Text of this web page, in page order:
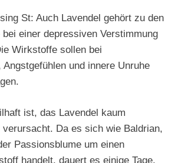
St: Auch Lavendel gehört zu den
einer depressiven Verstimmung
Wirkstoffe sollen bei
und innere Unruhe
ist, das Lavendel kaum
verursacht. Da es sich wie Baldrian,
Passionsblume um einen
handelt, dauert es einige Tage,